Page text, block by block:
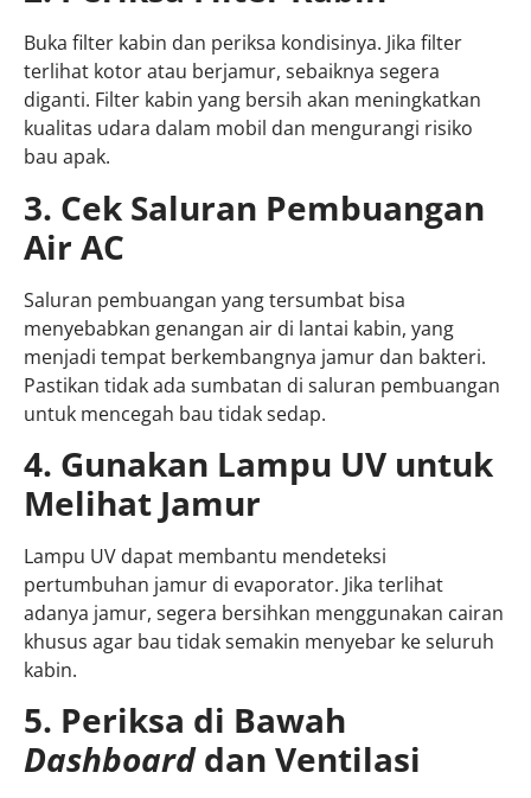
Buka filter kabin dan periksa kondisinya. Jika filter
terlihat kotor atau berjamur, sebaiknya segera
diganti. Filter kabin yang bersih akan meningkatkan
kualitas udara dalam mobil dan mengurangi risiko
bau apak.
3. Cek Saluran Pembuangan
Air AC
Saluran pembuangan yang tersumbat bisa
menyebabkan genangan air di lantai kabin, yang
menjadi tempat berkembangnya jamur dan bakteri.
Pastikan tidak ada sumbatan di saluran pembuangan
untuk mencegah bau tidak sedap.
4. Gunakan Lampu UV untuk
Melihat Jamur
Lampu UV dapat membantu mendeteksi
pertumbuhan jamur di evaporator. Jika terlihat
adanya jamur, segera bersihkan menggunakan cairan
khusus agar bau tidak semakin menyebar ke seluruh
kabin.
5. Periksa di Bawah
Dashboarddan Ventilasi